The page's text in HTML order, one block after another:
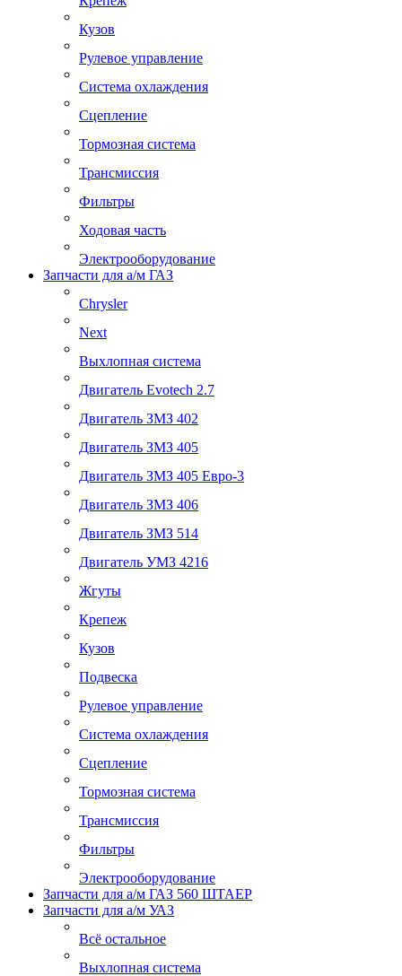
Кузов
Рулевое управление
Система охлаждения
Сцепление
Тормозная система
Трансмиссия
Фильтры
Ходовая часть
Электрооборудование
Запчасти для а/м ГАЗ
Chrysler
Next
Выхлопная система
Двигатель Evotech 2.7
Двигатель ЗМЗ 402
Двигатель ЗМЗ 405
Двигатель ЗМЗ 405 Евро-3
Двигатель ЗМЗ 406
Двигатель ЗМЗ 514
Двигатель УМЗ 4216
Жгуты
Крепеж
Кузов
Подвеска
Рулевое управление
Система охлаждения
Сцепление
Тормозная система
Трансмиссия
Фильтры
Электрооборудование
Запчасти для а/м ГАЗ 560 ШТАЕР
Запчасти для а/м УАЗ
Всё остальное
Выхлопная система